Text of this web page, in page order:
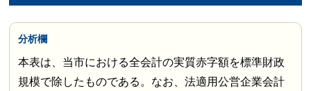
分析欄
本表は、当市における全会計の実質赤字額を標準財政
規模で除したものである。なお、法適用公営企業会計